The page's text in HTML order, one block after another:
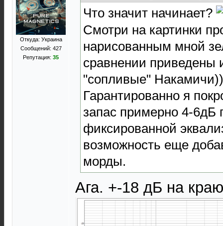
Откуда: Украина
Сообщений: 427
Репутация: 35
Что значит начинает?
Смотри на картинки
нарисованным мной
сравнении
"сопливые"
Гарантированно я
запас примерно 4-
фиксированной
возможность еще
морды.
Ага. +-18 дБ на